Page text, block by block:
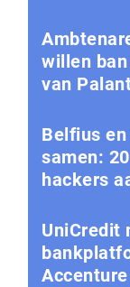
willen
van
Belfius
samen:
hackers
UniCredit